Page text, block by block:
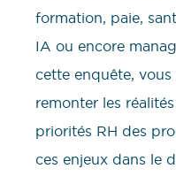
formation, paie,
IA ou encore
cette enquête,
remonter les
priorités RH des
ces enjeux dans le